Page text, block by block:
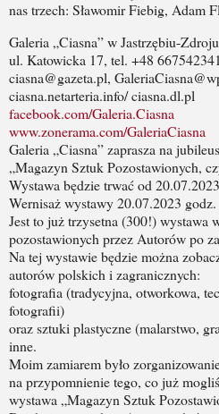
nas trzech: Sławomir Fiebig, Adam
Galeria „Ciasna” w Jastrzębiu-Zdroju
ul. Katowicka 17, tel. +48 667542341
ciasna@gazeta.pl,
ciasna.netarteria.info/ ciasna.dl.pl
facebook.com/Galeria.Ciasna
www.zonerama.com/GaleriaCiasna
Galeria „Ciasna” zaprasza na
„Magazyn Sztuk Pozostawionych,
Wystawa będzie trwać od
Wernisaż wystawy 20.07.2023
Jest to już trzysetna (300!) wystawa
pozostawionych przez Autorów po
Na tej wystawie będzie można
autorów polskich i zagranicznych:
fotografia (tradycyjna, otworkowa,
fotografii)
oraz sztuki plastyczne (malarstwo,
inne.
Moim zamiarem było
na przypomnienie tego, co już
wystawa „Magazyn Sztuk